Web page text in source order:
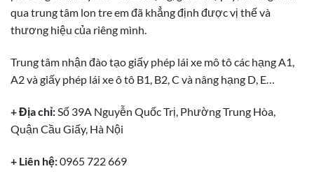
qua trung tâm lon tre emđã khẳng định được vị thế và
thương hiệu của riêng mình.
Trung tâm nhận đào tạo giấy phép lái xe mô tô các hạng A1,
A2 và giấy phép lái xe ô tô B1, B2, C và nâng hạng D, E…
+ Địa chỉ:Số 39A Nguyễn Quốc Trị, Phường Trung Hòa,
Quận Cầu Giấy, Hà Nội
+ Liên hệ:0965 722 669